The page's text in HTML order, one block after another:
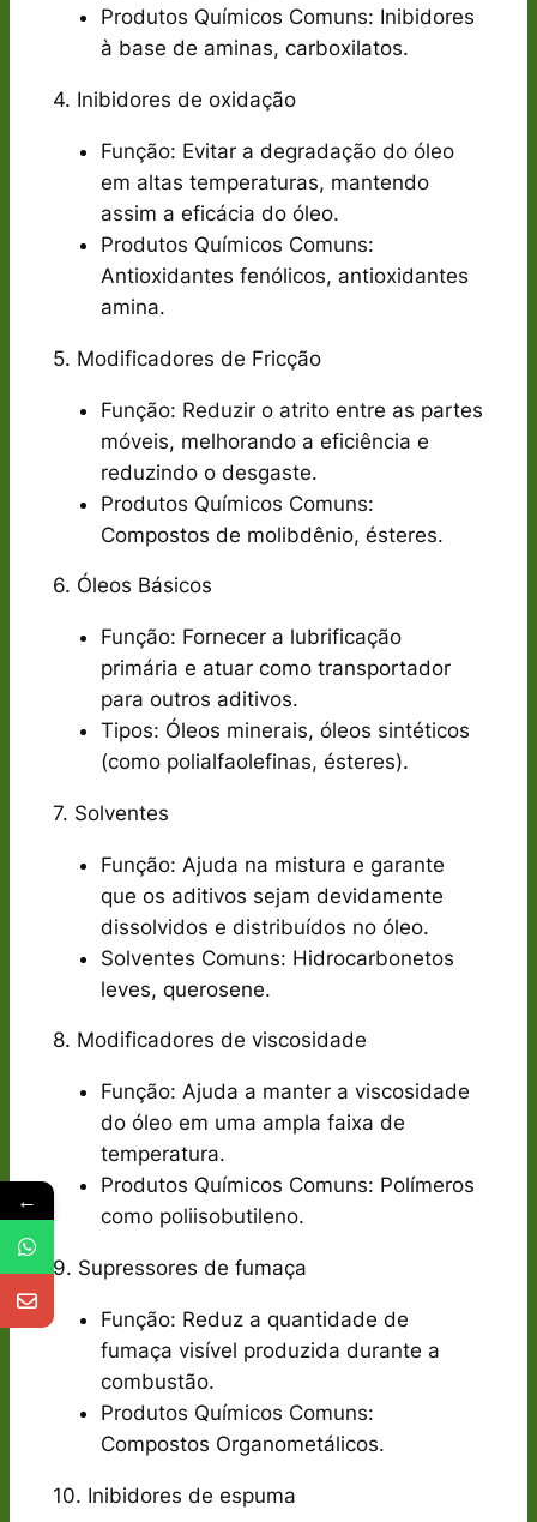
Produtos Químicos Comuns: Inibidores
à base de aminas, carboxilatos.
4. Inibidores de oxidação
Função: Evitar a degradação do óleo
em altas temperaturas, mantendo
assim a eficácia do óleo.
Produtos Químicos Comuns:
Antioxidantes fenólicos, antioxidantes
amina.
5. Modificadores de Fricção
Função: Reduzir o atrito entre as partes
móveis, melhorando a eficiência e
reduzindo o desgaste.
Produtos Químicos Comuns:
Compostos de molibdênio, ésteres.
6. Óleos Básicos
Função: Fornecer a lubrificação
primária e atuar como transportador
para outros aditivos.
Tipos: Óleos minerais, óleos sintéticos
(como polialfaolefinas, ésteres).
7. Solventes
Função: Ajuda na mistura e garante
que os aditivos sejam devidamente
dissolvidos e distribuídos no óleo.
Solventes Comuns: Hidrocarbonetos
leves, querosene.
8. Modificadores de viscosidade
Função: Ajuda a manter a viscosidade
do óleo em uma ampla faixa de
temperatura.
Produtos Químicos Comuns: Polímeros
como poliisobutileno.
9. Supressores de fumaça
Função: Reduz a quantidade de
fumaça visível produzida durante a
combustão.
Produtos Químicos Comuns:
Compostos Organometálicos.
10. Inibidores de espuma
←